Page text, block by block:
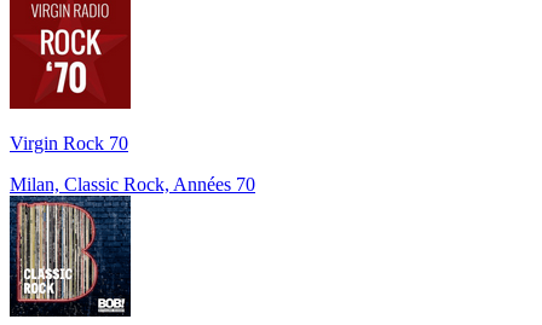
Virgin Rock 70
Milan, Classic Rock, Années 70